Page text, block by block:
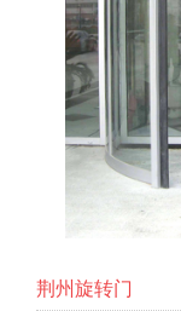
荆州旋转门